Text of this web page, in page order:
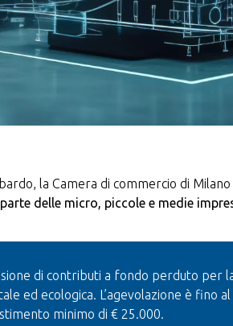
la Camera di commercio di
delle micro, piccole e medie
di contributi a fondo perduto per
ed ecologica. L’agevolazione è fino
minimo di € 25.000.